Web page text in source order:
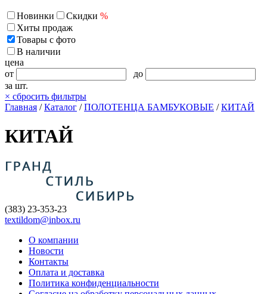
Новинки Скидки %
Хиты продаж
Товары с фото
В наличии
цена
от
до
за шт.
× сбросить фильтры
Главная /Каталог /ПОЛОТЕНЦА БАМБУКОВЫЕ /КИТАЙ
КИТАЙ
(383) 23-353-23
textildom@inbox.ru
О компании
Новости
Контакты
Оплата и доставка
Политика конфиденциальности